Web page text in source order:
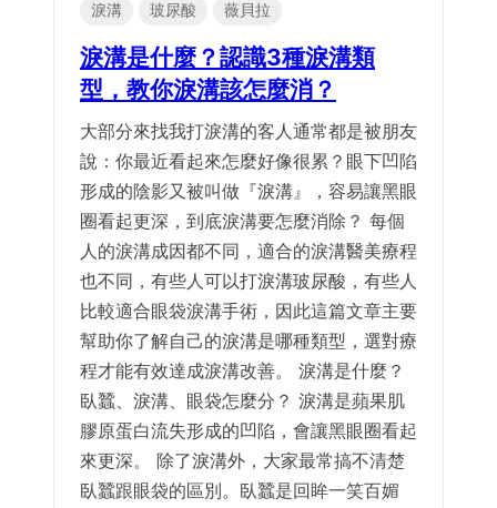
淚溝 玻尿酸 薇貝拉
淚溝是什麼？認識3種淚溝類
型，教你淚溝該怎麼消？
大部分來找我打淚溝的客人通常都是被朋友
說：你最近看起來怎麼好像很累？眼下凹陷
形成的陰影又被叫做『淚溝』，容易讓黑眼
圈看起更深，到底淚溝要怎麼消除？ 每個
人的淚溝成因都不同，適合的淚溝醫美療程
也不同，有些人可以打淚溝玻尿酸，有些人
比較適合眼袋淚溝手術，因此這篇文章主要
幫助你了解自己的淚溝是哪種類型，選對療
程才能有效達成淚溝改善。 淚溝是什麼？
臥蠶、淚溝、眼袋怎麼分？ 淚溝是蘋果肌
膠原蛋白流失形成的凹陷，會讓黑眼圈看起
來更深。 除了淚溝外，大家最常搞不清楚
臥蠶跟眼袋的區別。臥蠶是回眸一笑百媚